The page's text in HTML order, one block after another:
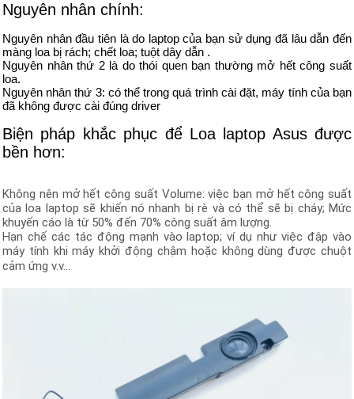
Nguyên nhân chính:
Nguyên nhân đầu tiên là do laptop của bạn sử dụng đã lâu dẫn đến
màng loa bị rách; chết loa; tuột dây dẫn .
Nguyên nhân thứ 2 là do thói quen bạn thường mở hết công suất
loa.
Nguyên nhân thứ 3: có thể trong quá trình cài đặt, máy tính của bạn
đã không được cài đúng driver
Biện pháp khắc phục để Loa laptop Asus được
bền hơn:
Không nên mở hết công suất Volume: việc bạn mở hết công suất
của loa laptop sẽ khiến nó nhanh bị rè và có thể sẽ bị cháy; Mức
khuyến cáo là từ 50% đến 70% công suất âm lượng.
Hạn chế các tác động mạnh vào laptop; ví dụ như việc đập vào
máy tính khi máy khởi động chậm hoặc không dùng được chuột
cảm ứng v.v…